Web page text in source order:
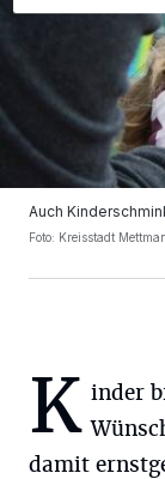
Auch
Foto: Kreisstadt
K inder
damit